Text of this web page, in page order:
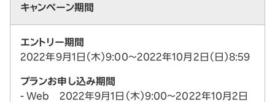
キャンペーン期間
エントリー期間
2022年9月1日（木）9:00～2022年10月2日（日）8:59
プランお申し込み期間
- Web 2022年9月1日（木）9:00～2022年10月2日